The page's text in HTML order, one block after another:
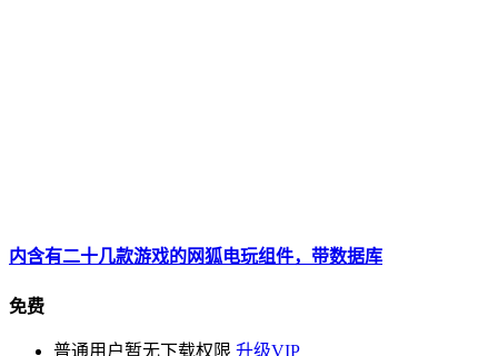
内含有二十几款游戏的网狐电玩组件，带数据库
免费
普通用户暂无下载权限 升级VIP